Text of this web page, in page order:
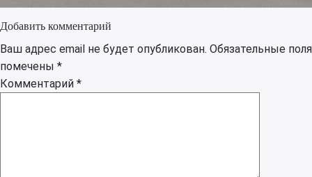
Добавить комментарий
Ваш адрес email не будет опубликован. Обязательные поля
помечены *
Комментарий *